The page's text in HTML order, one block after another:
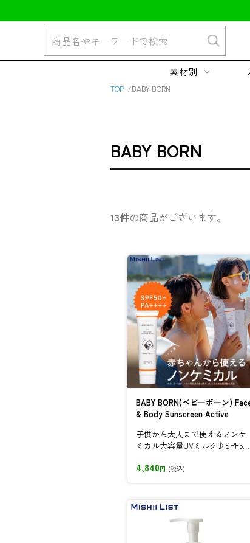
素材別
TOP BABY BORN
BABY BORN
13件の商品がございます。
BABY BORN(ベビーボーン)
& Body Sunscreen Active
子供から大人まで使えるノンケ
ミカル大容量UVミルク♪SPF50
カ...
4,840円 (税込)